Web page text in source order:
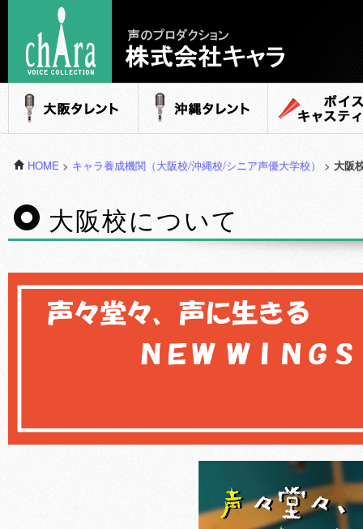
声のプロダクション - 株式会社キャラ
大阪タレント 沖縄タレント ボイスキャステ
HOME > キャラ養成機関（大阪校/沖縄校/シニア声優大学校） > 大阪
大阪校について